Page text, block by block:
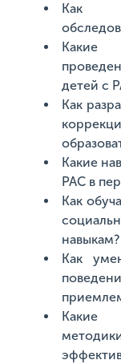
Как
Какие
детей с
Как
Какие
РАС в
Как
навыкам?
Как
Какие